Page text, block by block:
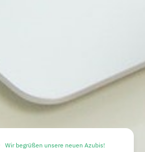
Wir begrüßen unsere neuen Azubis!